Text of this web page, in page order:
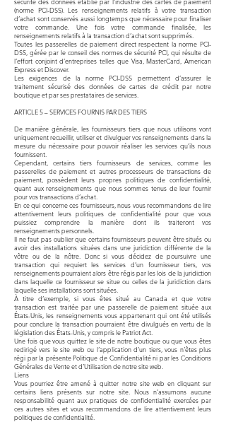
(norme PCI-DSS). Les renseignements relatifs à votre transaction
d’achat sont conservés aussi longtemps que nécessaire pour finaliser
votre commande. Une fois votre commande finalisée, les
renseignements relatifs à la transaction d’achat sont supprimés.
Toutes les passerelles de paiement direct respectent la norme PCI-
DSS, gérée par le conseil des normes de sécurité PCI, qui résulte de
l’effort conjoint d’entreprises telles que Visa, MasterCard, American
Express et Discover.
Les exigences de la norme PCI-DSS permettent d’assurer le
traitement sécurisé des données de cartes de crédit par notre
boutique et par ses prestataires de services.
ARTICLE 5 – SERVICES FOURNIS PAR DES TIERS
De manière générale, les fournisseurs tiers que nous utilisons vont
uniquement recueillir, utiliser et divulguer vos renseignements dans la
mesure du nécessaire pour pouvoir réaliser les services qu’ils nous
fournissent.
Cependant, certains tiers fournisseurs de services, comme les
passerelles de paiement et autres processeurs de transactions de
paiement, possèdent leurs propres politiques de confidentialité,
quant aux renseignements que nous sommes tenus de leur fournir
pour vos transactions d’achat.
En ce qui concerne ces fournisseurs, nous vous recommandons de lire
attentivement leurs politiques de confidentialité pour que vous
puissiez comprendre la manière dont ils traiteront vos
renseignements personnels.
Il ne faut pas oublier que certains fournisseurs peuvent être situés ou
avoir des installations situées dans une juridiction différente de la
vôtre ou de la nôtre. Donc si vous décidez de poursuivre une
transaction qui requiert les services d’un fournisseur tiers, vos
renseignements pourraient alors être régis par les lois de la juridiction
dans laquelle ce fournisseur se situe ou celles de la juridiction dans
laquelle ses installations sont situées.
À titre d’exemple, si vous êtes situé au Canada et que votre
transaction est traitée par une passerelle de paiement située aux
États-Unis, les renseignements vous appartenant qui ont été utilisés
pour conclure la transaction pourraient être divulgués en vertu de la
législation des États-Unis, y compris le Patriot Act.
Une fois que vous quittez le site de notre boutique ou que vous êtes
redirigé vers le site web ou l’application d’un tiers, vous n’êtes plus
régi par la présente Politique de Confidentialité ni par les Conditions
Générales de Vente et d’Utilisation de notre site web.
Liens
Vous pourriez être amené à quitter notre site web en cliquant sur
certains liens présents sur notre site. Nous n’assumons aucune
responsabilité quant aux pratiques de confidentialité exercées par
ces autres sites et vous recommandons de lire attentivement leurs
politiques de confidentialité.